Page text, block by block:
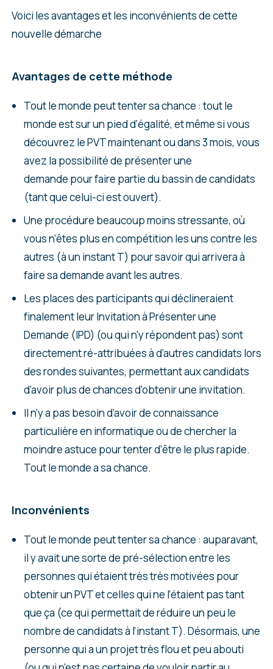
Voici les avantages et les inconvénients de cette
nouvelle démarche
Avantages de cette méthode
Tout le monde peut tenter sa chance : tout le
monde est sur un pied d’égalité, et même si vous
découvrez le PVT maintenant ou dans 3 mois, vous
avez la possibilité de présenter une
demande pour faire partie du bassin de candidats
(tant que celui-ci est ouvert).
Une procédure beaucoup moins stressante, où
vous n’êtes plus en compétition les uns contre les
autres (à un instant T) pour savoir qui arrivera à
faire sa demande avant les autres.
Les places des participants qui déclineraient
finalement leur Invitation à Présenter une
Demande (IPD) (ou qui n’y répondent pas) sont
directement ré-attribuées à d’autres candidats lors
des rondes suivantes, permettant aux candidats
d’avoir plus de chances d’obtenir une invitation.
Il n’y a pas besoin d’avoir de connaissance
particulière en informatique ou de chercher la
moindre astuce pour tenter d’être le plus rapide.
Tout le monde a sa chance.
Inconvénients
Tout le monde peut tenter sa chance : auparavant,
il y avait une sorte de pré-sélection entre les
personnes qui étaient très très motivées pour
obtenir un PVT et celles qui ne l’étaient pas tant
que ça (ce qui permettait de réduire un peu le
nombre de candidats à l’instant T). Désormais, une
personne qui a un projet très flou et peu abouti